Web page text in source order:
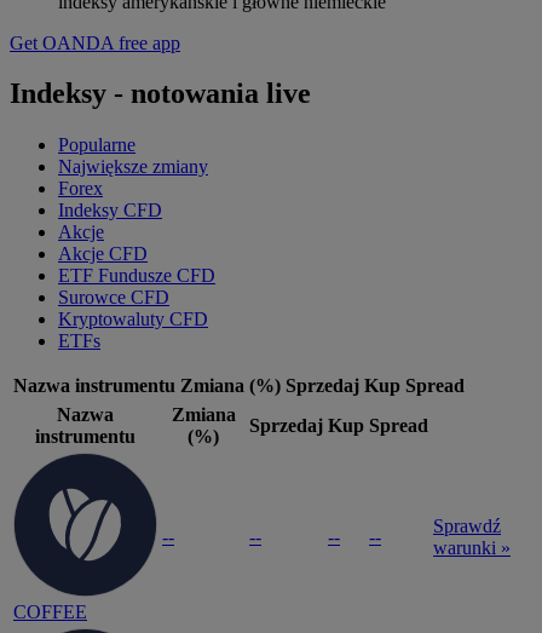
Get OANDA free app
Indeksy - notowania live
Popularne
Największe zmiany
Forex
Indeksy CFD
Akcje
Akcje CFD
ETF Fundusze CFD
Surowce CFD
Kryptowaluty CFD
ETFs
Nazwa instrumentu Zmiana (%) Sprzedaj Kup Spread
Nazwa
instrumentu
Zmiana
(%)
Sprzedaj Kup Spread
COFFEE
-- -- -- --
Sprawdź
warunki »